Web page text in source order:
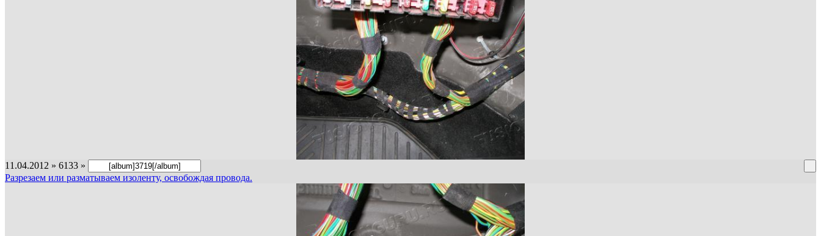
11.04.2012 » 6133 »
Разрезаем или разматываем изоленту, освобождая провода.